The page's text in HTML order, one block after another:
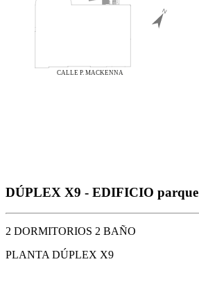
DÚPLEX X9 - EDIFICIO parque
2 DORMITORIOS 2 BAÑO
PLANTA DÚPLEX X9